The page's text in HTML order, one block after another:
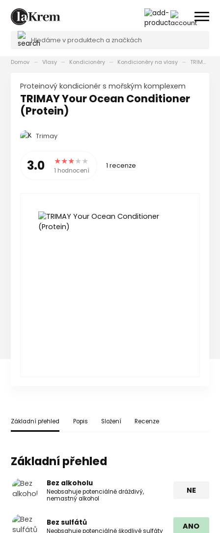
Domov Vlasy Kondicionéry Kondicionéry na vlasy TRIMAY Your Ocean Conditioner (Protein)
Proteinový kondicionér s mořským komplexem
TRIMAY Your Ocean Conditioner
(Protein)
Trimay
3.0 1 hodnocení
1 recenze
Základní přehled Popis Složení Recenze
Základní přehled
Bez alkoholu
Neobsahuje potenciálně dráždivý,
nemastný alkohol
NE
Bez sulfátů
Neobsahuje potenciálně škodlivé sulfáty
ANO